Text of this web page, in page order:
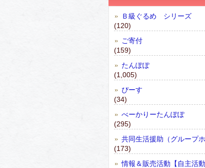
Ｂ級ぐるめ シリーズ
(120)
ご寄付
(159)
たんぽぽ
(1,005)
ぴーす
(34)
べーかりーたんぽぽ
(295)
共同生活援助（グループホ
(173)
情報＆販売活動【自主活動